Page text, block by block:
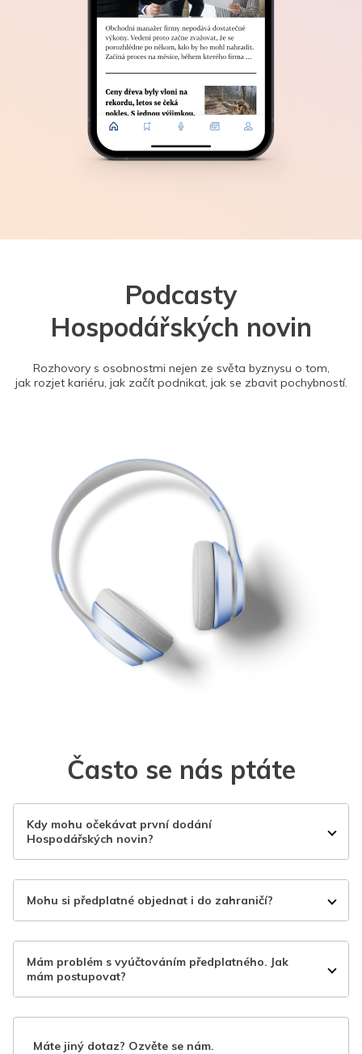
Podcasty
Hospodářských novin
Rozhovory s osobnostmi nejen ze světa byznysu o tom,
jak rozjet kariéru, jak začít podnikat, jak se zbavit pochybností.
Často se nás ptáte
Kdy mohu očekávat první dodání
Hospodářských novin?
Mohu si předplatné objednat i do zahraničí?
Mám problém s vyúčtováním předplatného. Jak
mám postupovat?
Máte jiný dotaz? Ozvěte se nám.